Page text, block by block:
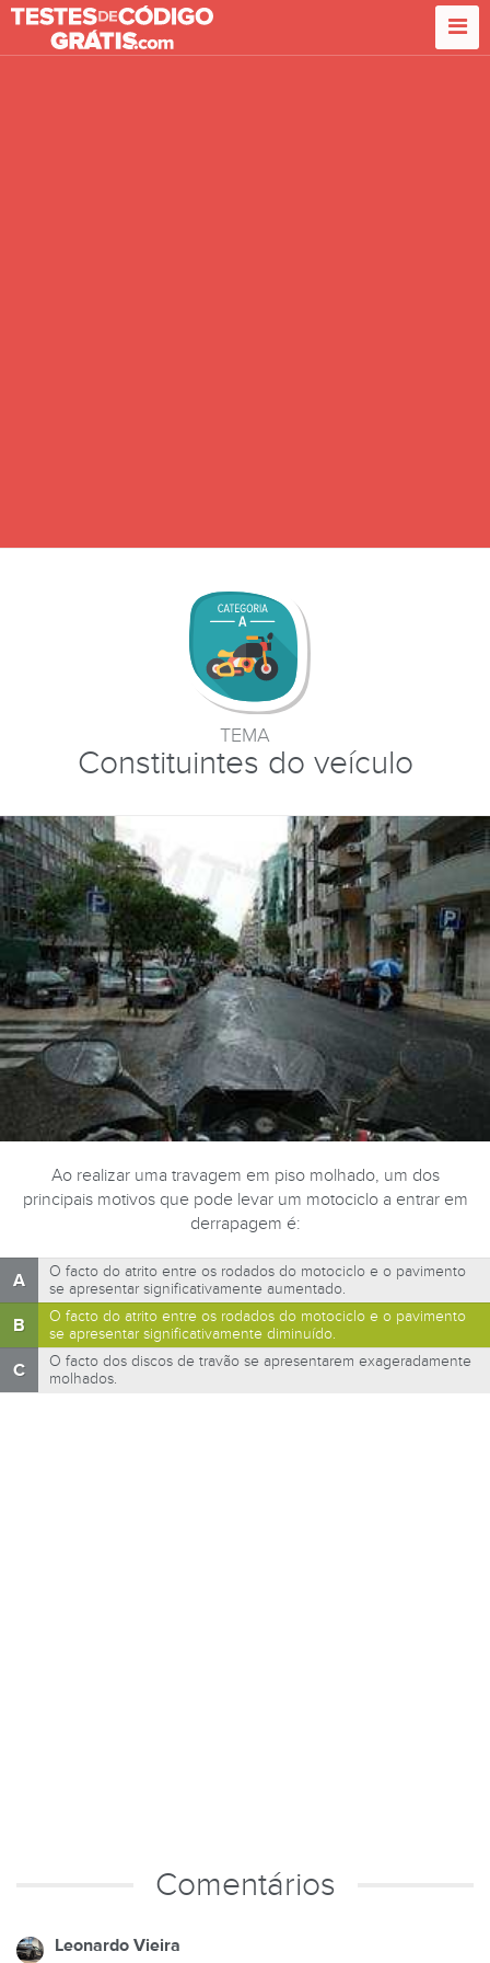
TEMA
Constituintes do veículo
Ao realizar uma travagem em piso molhado, um dos
principais motivos que pode levar um motociclo a entrar em
derrapagem é:
A
O facto do atrito entre os rodados do motociclo e o pavimento
se apresentar significativamente aumentado.
B
O facto do atrito entre os rodados do motociclo e o pavimento
se apresentar significativamente diminuído.
C
O facto dos discos de travão se apresentarem exageradamente
molhados.
Comentários
Leonardo Vieira